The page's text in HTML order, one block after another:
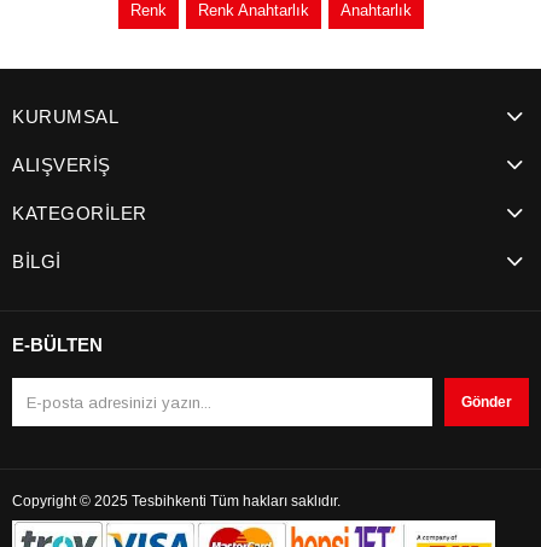
Renk Renk Anahtarlık Anahtarlık
KURUMSAL
ALIŞVERİŞ
KATEGORİLER
BİLGİ
E-BÜLTEN
Gönder
Copyright © 2025 Tesbihkenti Tüm hakları saklıdır.